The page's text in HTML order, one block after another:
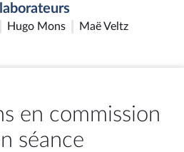
Hugo Mons Maë Veltz
en commission
séance